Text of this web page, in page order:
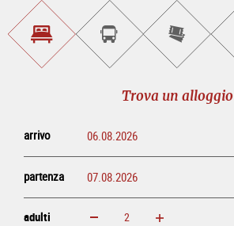
Trova
un
alloggio
Prenota
un
sightseeing
Compra
biglietti
Trova un alloggio
arrivo
partenza
adulti ingrandisci diminuisci